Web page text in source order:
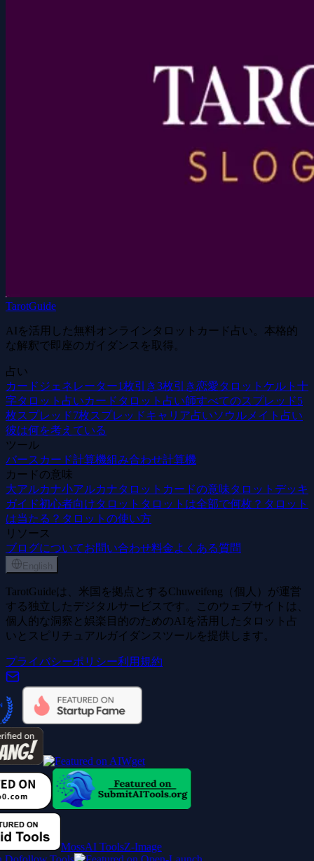
TarotGuide
AIを活用した無料オンラインタロットカード占い。本格的
な解釈で即座のガイダンスを取得。
占い
カードジェネレーター1枚引き3枚引き恋愛タロット ケルト十
字タロット占いカード タロット占い師すべてのスプレッド5
枚スプレッド7枚スプレッドキャリア占いソウルメイト占い
彼は何を考えている
ツール
バースカード計算機組み合わせ計算機
カードの意味
大アルカナ小アルカナタロットカードの意味タロットデッキ
ガイド初心者向けタロット タロットは全部で何枚？ タロット
は当たる？ タロットの使い方
リソース
ブログについてお問い合わせ料金よくある質問
English
TarotGuideは、米国を拠点とするChuweifeng（個人）が運営
する独立したデジタルサービスです。このウェブサイトは、
個人的な洞察と娯楽目的のためのAIを活用したタロット占
いとスピリチュアルガイダンスツールを提供します。
プライバシーポリシー利用規約
MossAI ToolsZ-Image